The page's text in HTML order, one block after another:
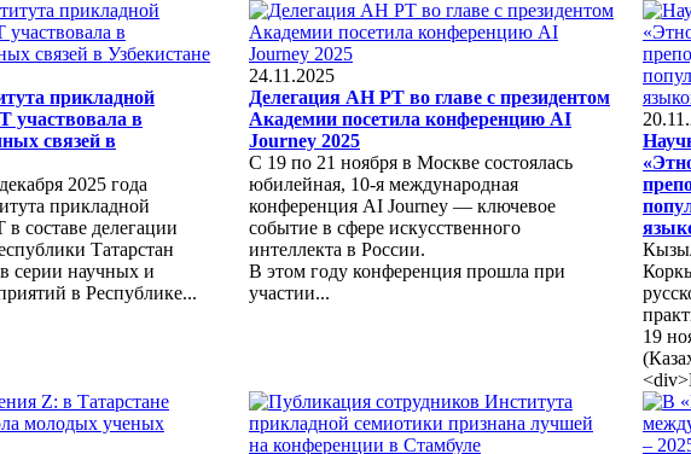
прикладной
участвовала в
связей в
2025 года
прикладной
составе делегации
Татарстан
серии научных и
в Республике...
24.11.2025
Делегация АН РТ во главе с президентом
Академии посетила конференцию AI
Journey 2025
С 19 по 21 ноября в Москве состоялась
юбилейная, 10-я международная
конференция AI Journey — ключевое
событие в сфере искусственного
интеллекта в России.
В этом году конференция прошла при
участии...
19